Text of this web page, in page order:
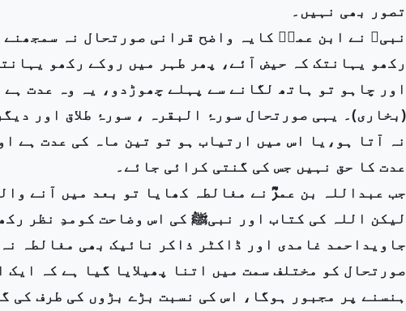
تصور بھی نہیں۔
نبیﷺ نے ابن عمرؓ کایہ واضح قرانی صورتحال نہ سمجھنے
رکھو یہانتک کہ حیض آئے، پھر طہر میں روکے رکھو
اور چاہو تو ہاتھ لگانے سے پہلے چھوڑدو، یہ وہ عدت
(بخاری)۔ یہی صورتحال سورۂ البقرہ ، سورۂ طلاق اور
نہ آتا ہو،یا اس میں ارتیاب ہو تو تین ماہ کی عدت ہے
عدت کا حق نہیں جس کی گنتی کرائی جائے۔
جب عبداللہ بن عمرؓ نے مغالطہ کھایا تو بعد میں آنے
لیکن اللہ کی کتاب اور نبیﷺ کی اس وضاحت کومدِ نظر
صورتحال کو مختلف سمت میں اتنا پھیلایا گیا ہے کہ
ہنسنے پر مجبور ہوگا، اس کی نسبت بڑے بڑوں کی طرف کی